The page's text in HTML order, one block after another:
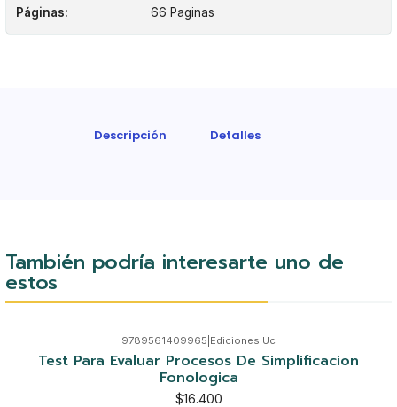
Páginas: 66 Paginas
Descripción Detalles
También podría interesarte uno de
estos
9789561409965 Ediciones Uc
Test Para Evaluar Procesos De Simplificacion
Fonologica
$16.400